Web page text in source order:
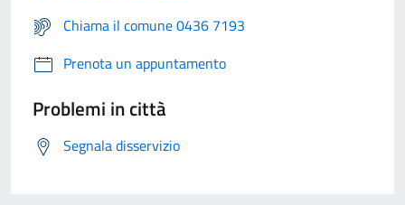
Chiama il comune 0436 7193
Prenota un appuntamento
Problemi in città
Segnala disservizio